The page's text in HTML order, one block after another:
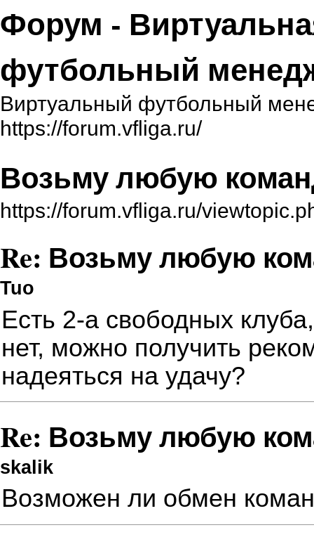
Форум -
футбольный
Виртуальный футбольный
https://forum.vfliga.ru/
Возьму любую
https://forum.vfliga.ru/
Re: Возьму любую
Tuo
Есть 2-а свободных
нет, можно получить
надеяться на удачу?
Re: Возьму любую
skalik
Возможен ли обмен